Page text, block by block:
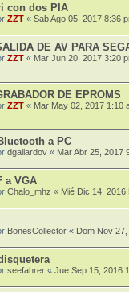
con dos PIA
ZZT « Sab Ago 05, 2017 8:36
DE AV PARA
ZZT « Mar Jun 20, 2017 3:20
DE EPROMS
ZZT « Mar May 02, 2017 1:10
a PC
dgallardov « Mar Abr 25, 2017
a VGA
Chalo_mhz « Mié Dic 14, 2016
BonesCollector « Dom Nov
seefahrer « Jue Sep 15, 2016